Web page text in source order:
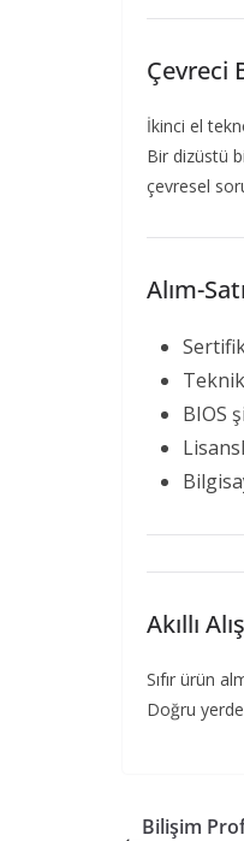
Çevreci
İkinci el
Bir dizüstü
çevresel
Alım-
BIOS
Akıllı
Sıfır ürün
Doğru
Bilişim